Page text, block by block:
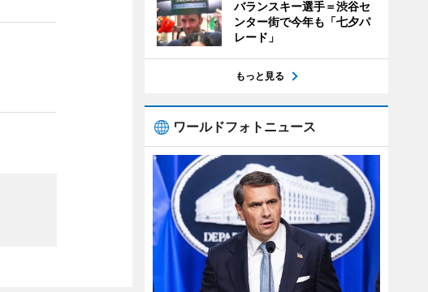
バランスキー選手＝渋谷セ
ンター街で今年も「七夕パ
レード」
もっと見る
ワールドフォトニュース